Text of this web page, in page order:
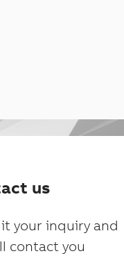
us
your inquiry and
contact you